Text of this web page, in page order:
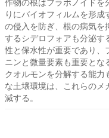
作物の根はフラボノイドを
りにバイオフィルムを形
の侵入を防ぎ、根の病気を
するシデロフォアも分泌す
性と保水性が重要であり、
ニンと微量要素も重要と
クオルモンを分解する能力
な土壌環境は、これらのメ
減する。